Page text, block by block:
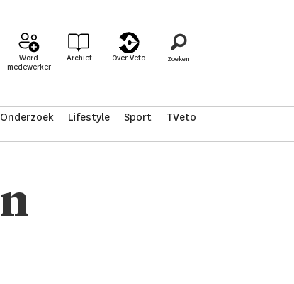
Word
medewerker
Archief Over Veto
Onderzoek Lifestyle Sport TVeto